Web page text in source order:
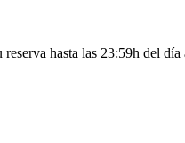
hasta las 23:59h del